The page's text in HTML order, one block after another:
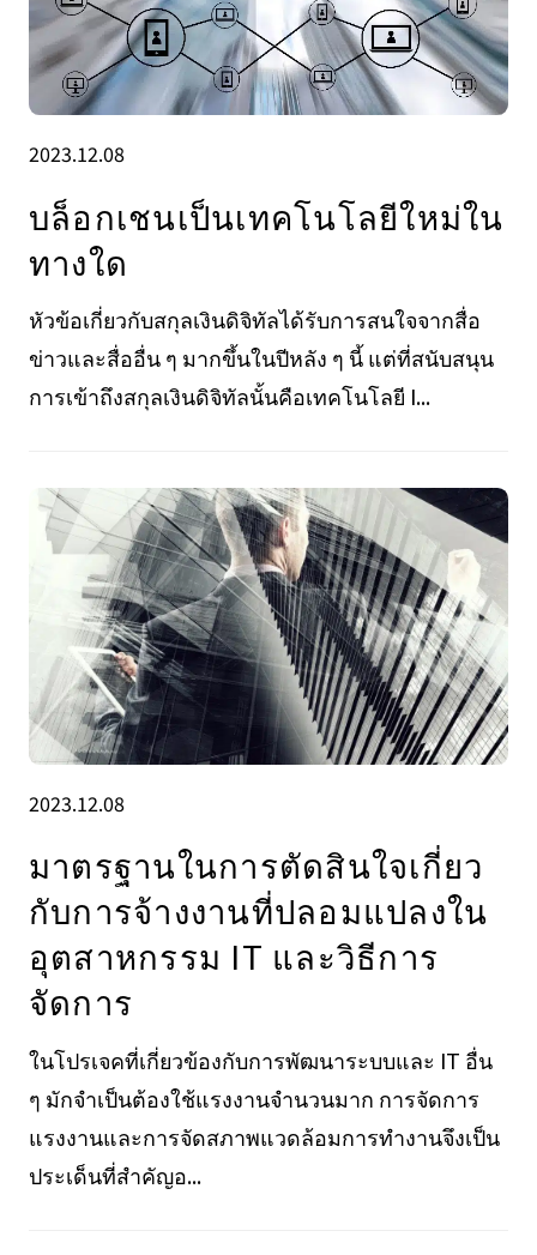
2023.12.08
บล็อกเชนเป็นเทคโนโลยีใหม่ใน
ทางใด
หัวข้อเกี่ยวกับสกุลเงินดิจิทัลได้รับการสนใจจากสื่อ
ข่าวและสื่ออื่น ๆ มากขึ้นในปีหลัง ๆ นี้ แต่ที่สนับสนุน
การเข้าถึงสกุลเงินดิจิทัลนั้นคือเทคโนโลยี I...
2023.12.08
มาตรฐานในการตัดสินใจเกี่ยว
กับการจ้างงานที่ปลอมแปลงใน
อุตสาหกรรม IT และวิธีการ
จัดการ
ในโปรเจคที่เกี่ยวข้องกับการพัฒนาระบบและ IT อื่น
ๆ มักจำเป็นต้องใช้แรงงานจำนวนมาก การจัดการ
แรงงานและการจัดสภาพแวดล้อมการทำงานจึงเป็น
ประเด็นที่สำคัญอ...